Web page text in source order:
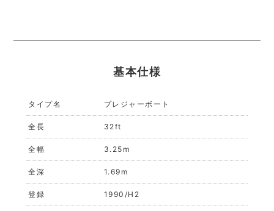
基本仕様
タイプ名 プレジャーボート
全長 32ft
全幅 3.25m
全深 1.69m
登録 1990/H2